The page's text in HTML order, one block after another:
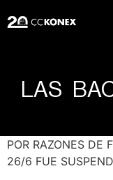
LAS
POR RAZONES DE
26/6 FUE